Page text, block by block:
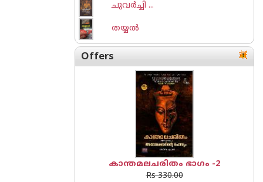
ചുവര്‍ച്ചി ...
തയ്യല്‍
Offers
കാന്തമലചരിതം ഭാഗം -2
Rs 330.00